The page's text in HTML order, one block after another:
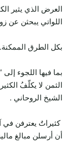
العرض الذي يثير
اللواتي يبحثن عن
بكل الطرق الممكنة.
بما فيها اللجوء
الثمن لا يكلّفُ
الشيخ الروحاني .
كثيراتٌ يعترفن في
أن أرسلن مبالغ